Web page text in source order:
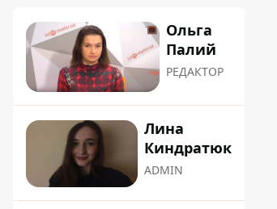
Ольга
Палий
РЕДАКТОР
Лина
Киндратюк
ADMIN